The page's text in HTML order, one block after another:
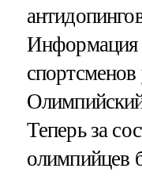
Информация
Теперь за
олимпийцев